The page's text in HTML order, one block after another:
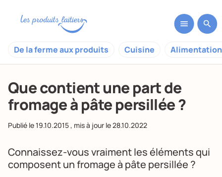
De la ferme aux produits Cuisine
Que contient une part de
fromage à pâte persillée ?
Publié le19.10.2015, mis à jour le28.10.2022
Connaissez-vous vraiment les éléments qui
composent un fromage à pâte persillée ?